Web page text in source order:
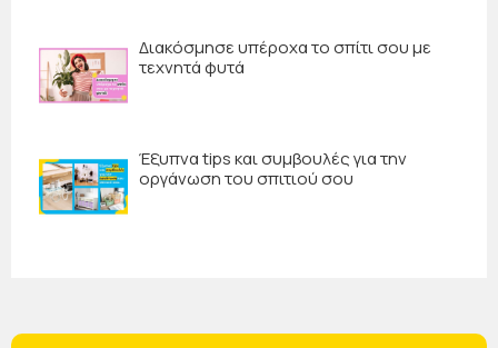
Διακόσμησε υπέροχα το σπίτι σου με
τεχνητά φυτά
Έξυπνα tips και συμβουλές για την
οργάνωση του σπιτιού σου